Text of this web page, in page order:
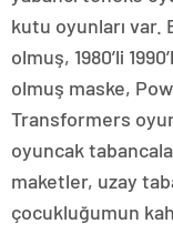
kutu oyunları var.
olmuş, 1980’li
olmuş maske,
Transformers
oyuncak
maketler, uzay
çocukluğumun